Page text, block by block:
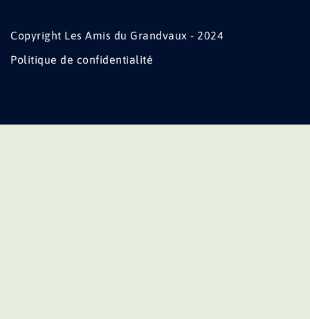
Copyright Les Amis du Grandvaux - 2024
Politique de confidentialité